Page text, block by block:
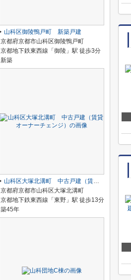
山科区御陵鴨戸町 新築戸建
京都府京都市山科区御陵鴨戸町
京都地下鉄東西線「御陵」駅 徒歩3分
新築
山科区大塚北溝町 中古戸建（賃貸オーナーチェンジ）
京都府京都市山科区大塚北溝町
京都地下鉄東西線「東野」駅 徒歩13分
築45年